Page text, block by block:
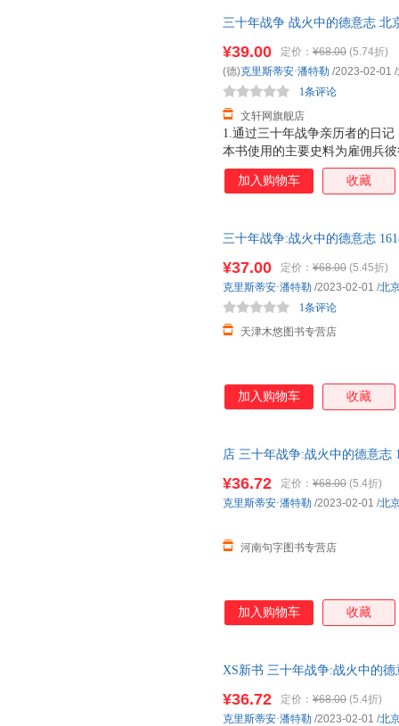
三十年战争 战火中的德意志 北
1.通过三十年战争亲历者的日
本书使用的主要史料为雇佣兵
记，兼顾研究三十年战争的经
内心恐惧与希望交织，被战争
载浮载沉，无意中成了同时代
¥39.00 定价： ¥68.00 (5.74折)
文轩网旗舰店
1条评论
(德)克里斯蒂安·潘特勒 /2023-02-01 /
加入购物车 收藏
三十年战争:战火中的德意志
¥37.00 定价： ¥68.00 (5.45折)
天津木悠图书专营店
1条评论
克里斯蒂安·潘特勒 /2023-02-01 /北
加入购物车 收藏
店 三十年战争:战火中的德意志
¥36.72 定价： ¥68.00 (5.4折)
河南句字图书专营店
克里斯蒂安·潘特勒 /2023-02-01 /北
加入购物车 收藏
XS新书 三十年战争:战火中的
¥36.72 定价： ¥68.00 (5.4折)
克里斯蒂安·潘特勒 /2023-02-01 /北